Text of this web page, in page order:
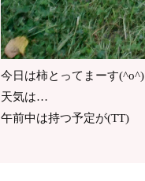
今日は柿とってまーす(^o^)
天気は…
午前中は持つ予定が(TT)